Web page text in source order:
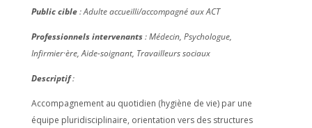
Public cible: Adulte accueilli/accompagné aux ACT
Professionnels intervenants:Médecin, Psychologue,
Infirmier·ère, Aide-soignant, Travailleurs sociaux
Descriptif:
Accompagnement au quotidien (hygiène de vie) par une
équipe pluridisciplinaire, orientation vers des structures